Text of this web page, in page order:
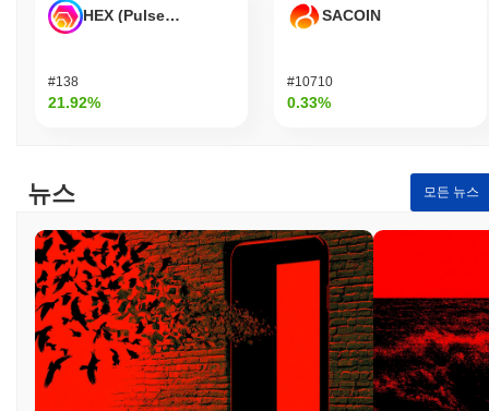
Shitcoin (TON)은 주로 2019년 미국 증권 거래 위원회(SEC)로부터
법적 도전에 직면했던 텔레그램 오픈 네트워크(TON)와의 초기 연
이 등록되지 않은 증권 제공에 해당한다고 주장했습니다. 이로 인
해 법적 분쟁이 발생하였고, 텔레그램은 2020년에 프로젝트와의
버넌스 모델을 유지하는 데 따른 도전이 포함됩니다. 이를 해결하
기 위해 커뮤니티는 규제 위험을 완화하기 위해 투명성과 분산화에
집중하고 있습니다. 기술적 위험은 정기적인 감사와 업데이트를 통
해 관리되어 네트워크의 보안과 회복력을 보장합니다. 많은 블록체
인 프로젝트와 마찬가지로 지속적인 위험이 존재하지만, 커뮤니티
주도 개발 관행과 보안 감사를 통해 적극적으로 완화되고 있습니
다.
Shitcoin (TON) (SHIT) FAQ – 핵심 지표 및 시
장 인사이트
HEX (Pulsechain)
#138
21.92%
SACOIN
#10710
0.33%
뉴스 모든 뉴스